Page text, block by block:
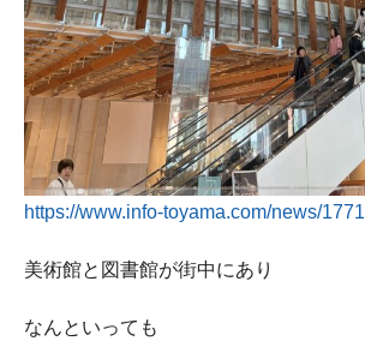
https://www.info-toyama.com/news/1771
美術館と図書館が街中にあり
なんといっても